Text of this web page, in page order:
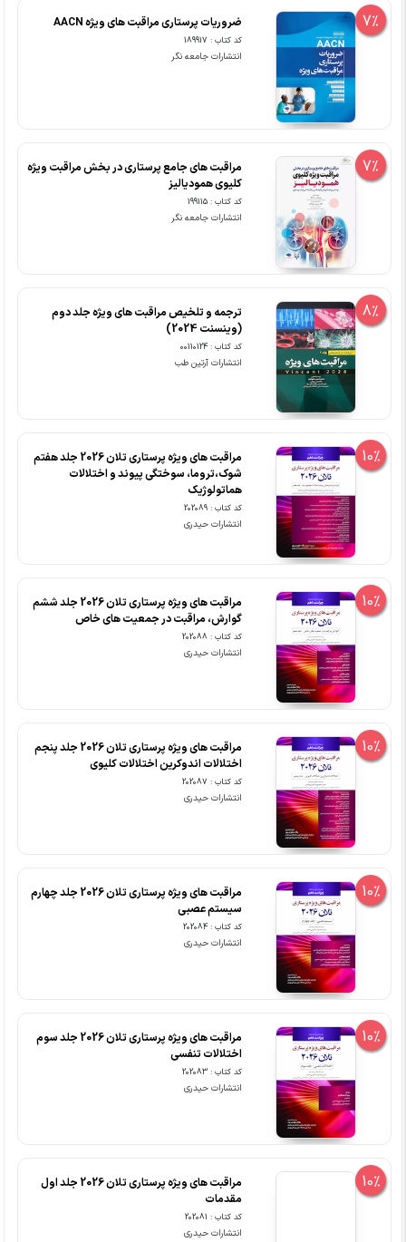
7% ضروریات پرستاری مراقبت های ویژه AACN
کد کتاب : 189917
انتشارات جامعه نگر
7%
مراقبت های جامع پرستاری در بخش مراقبت ویژه
کلیوی همودیالیز
کد کتاب : 199115
انتشارات جامعه نگر
8%
ترجمه و تلخیص مراقبت های ویژه جلد دوم
(وینسنت 2024)
کد کتاب : 00110124
انتشارات آرتین طب
10%
مراقبت های ویژه پرستاری تلان 2026 جلد هفتم
شوک،تروما، سوختگی پیوند و اختلالات
هماتولوژیک
کد کتاب : 202089
انتشارات حیدری
10%
مراقبت های ویژه پرستاری تلان 2026 جلد ششم
گوارش، مراقبت در جمعیت های خاص
کد کتاب : 202088
انتشارات حیدری
10%
مراقبت های ویژه پرستاری تلان 2026 جلد پنجم
اختلالات اندوکرین اختلالات کلیوی
کد کتاب : 202087
انتشارات حیدری
10%
مراقبت های ویژه پرستاری تلان 2026 جلد چهارم
سیستم عصبی
کد کتاب : 202084
انتشارات حیدری
10%
مراقبت های ویژه پرستاری تلان 2026 جلد سوم
اختلالات تنفسی
کد کتاب : 202083
انتشارات حیدری
10%
مراقبت های ویژه پرستاری تلان 2026 جلد اول
مقدمات
کد کتاب : 202081
انتشارات حیدری